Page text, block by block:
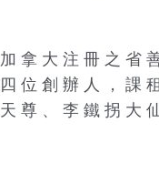
加 拿 大 注 冊 之 省
四 位 創 辦 人 ， 課
天 尊 、 李 鐵 拐 大